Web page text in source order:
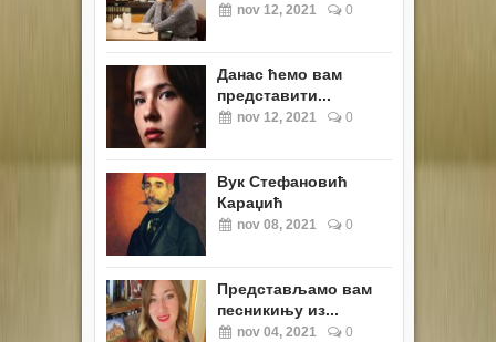
nov 12, 2021 0
Данас ћемо вам
представити...
nov 12, 2021 0
Вук Стефановић
Караџић
nov 08, 2021 0
Представљамо вам
песникињу из...
nov 04, 2021 0